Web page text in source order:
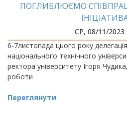
ПОГЛИБЛЮЄМО
СР, 08/11/2023
6-7листопада цього року
національного технічного
ректора університету Ігоря
роботи
Переглянути